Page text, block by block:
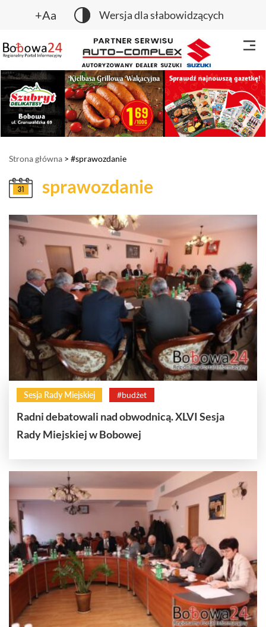
+Aa Wersja dla słabowidzących
Strona główna > #sprawozdanie
sprawozdanie
Sesja Rady Miejskiej #budżet
Radni debatowali nad obwodnicą. XLVI Sesja
Rady Miejskiej w Bobowej